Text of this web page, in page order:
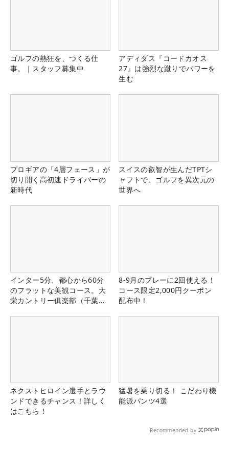
ゴルフの熱狂を、つくる仕
事。｜スタッフ募集中
アディダス『コードカオス
27』は強烈な蹴りでパワーを
生む
プロギアの「4層フェース」が
切り開く高初速ドライバーの
新時代
スイスの叡智が生んだTPTシ
ャフトで、ゴルフを異次元の
世界へ
インター5分、都心から60分
のフラットな美観コース。大
栄カントリー俱楽部（千葉
8-9月のプレーに2回使える！
コース限定2,000円クーポン
配布中！
ネクストヒロイン選手とラウ
ンドできるチャンス！詳しく
はこちら！
猛暑を乗り切る！ こだわり機
能派パンツ4選
Recommended by